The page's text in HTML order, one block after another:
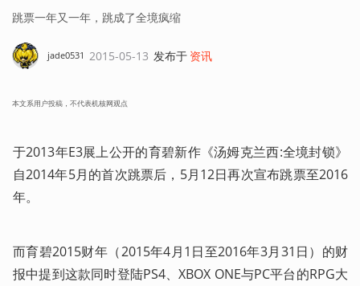
跳票一年又一年，跳成了全境疯缩
jade0531 2015-05-13 发布于 资讯
本文系用户投稿，不代表机核网观点
于2013年E3展上公开的育碧新作《汤姆克兰西:全境封锁》
自2014年5月的首次跳票后，5月12日再次宣布跳票至2016
年。
而育碧2015财年（2015年4月1日至2016年3月31日）的财
报中提到这款同时登陆PS4、XBOX ONE与PC平台的RPG大